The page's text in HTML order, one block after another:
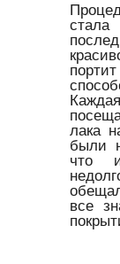
лака
были
что
все